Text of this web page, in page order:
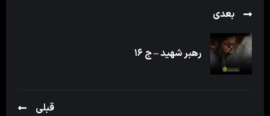
بعدی
رهبر شهید – ج ۱۶
قبلی